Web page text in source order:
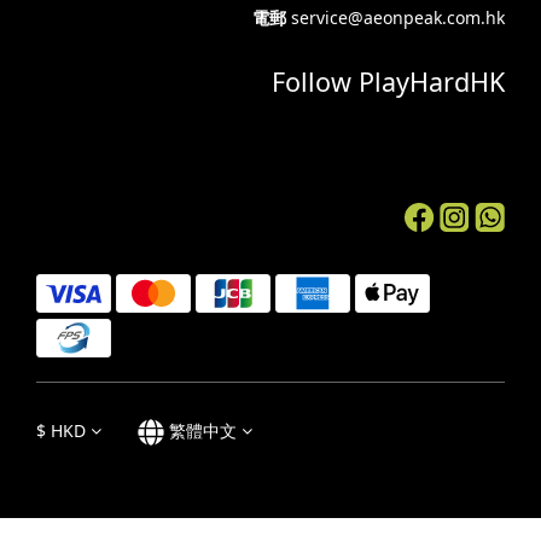
電郵 service@aeonpeak.com.hk
Follow PlayHardHK
$ HKD 繁體中文